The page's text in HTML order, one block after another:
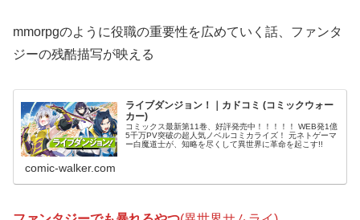
mmorpgのように役職の重要性を広めていく話、ファンタ
ジーの残酷描写が映える
ライブダンジョン！｜カドコミ (コミックウォー
カー)
コミックス最新第11巻、好評発売中！！！！！ WEB発1億
5千万PV突破の超人気ノベルコミカライズ！ 元ネトゲーマ
ー白魔道士が、知略を尽くして異世界に革命を起こす!!
comic-walker.com